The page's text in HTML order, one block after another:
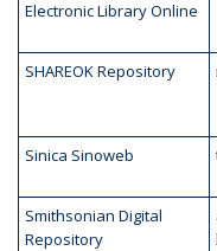
Electronic Library Online
SHAREOK Repository
Sinica Sinoweb
Smithsonian Digital
Repository